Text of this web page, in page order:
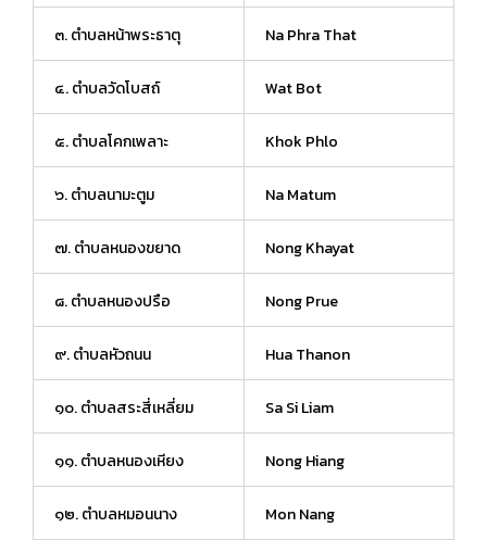
๓. ตำบลหน้าพระธาตุ Na Phra That
๔. ตำบลวัดโบสถ์ Wat Bot
๕. ตำบลโคกเพลาะ Khok Phlo
๖. ตำบลนามะตูม Na Matum
๗. ตำบลหนองขยาด Nong Khayat
๘. ตำบลหนองปรือ Nong Prue
๙. ตำบลหัวถนน Hua Thanon
๑๐. ตำบลสระสี่เหลี่ยม Sa Si Liam
๑๑. ตำบลหนองเหียง Nong Hiang
๑๒. ตำบลหมอนนาง Mon Nang